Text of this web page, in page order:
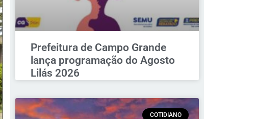
Prefeitura de Campo Grande
lança programação do Agosto
Lilás 2026
COTIDIANO